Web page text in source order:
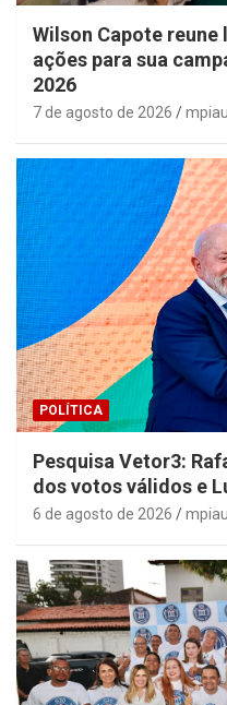
Wilson Capote
ações para sua
2026
7 de agosto de 2026
POLÍTICA
Pesquisa Vetor3:
dos votos válidos e
6 de agosto de 2026